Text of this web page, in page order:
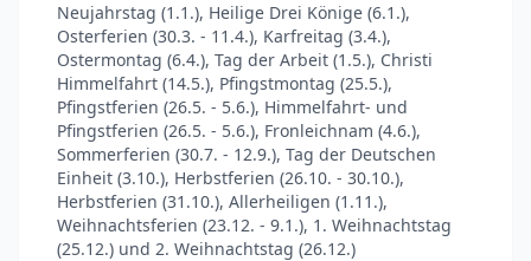
Neujahrstag (1.1.), Heilige Drei Könige (6.1.),
Osterferien (30.3. - 11.4.), Karfreitag (3.4.),
Ostermontag (6.4.), Tag der Arbeit (1.5.), Christi
Himmelfahrt (14.5.), Pfingstmontag (25.5.),
Pfingstferien (26.5. - 5.6.), Himmelfahrt- und
Pfingstferien (26.5. - 5.6.), Fronleichnam (4.6.),
Sommerferien (30.7. - 12.9.), Tag der Deutschen
Einheit (3.10.), Herbstferien (26.10. - 30.10.),
Herbstferien (31.10.), Allerheiligen (1.11.),
Weihnachtsferien (23.12. - 9.1.), 1. Weihnachtstag
(25.12.) und 2. Weihnachtstag (26.12.)